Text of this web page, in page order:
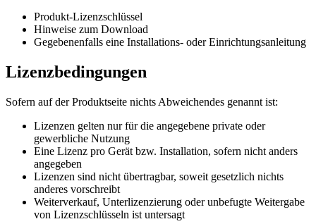
Produkt-Lizenzschlüssel
Hinweise zum Download
Gegebenenfalls eine Installations- oder Einrichtungsanleitung
Lizenzbedingungen
Sofern auf der Produktseite nichts Abweichendes genannt ist:
Lizenzen gelten nur für die angegebene private oder
gewerbliche Nutzung
Eine Lizenz pro Gerät bzw. Installation, sofern nicht anders
angegeben
Lizenzen sind nicht übertragbar, soweit gesetzlich nichts
anderes vorschreibt
Weiterverkauf, Unterlizenzierung oder unbefugte Weitergabe
von Lizenzschlüsseln ist untersagt